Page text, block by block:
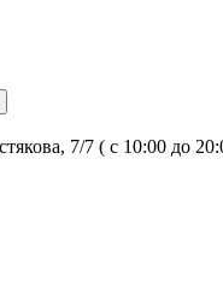
7/7 ( с 10:00 до